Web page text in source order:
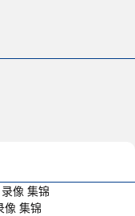
像 集锦
像 集锦